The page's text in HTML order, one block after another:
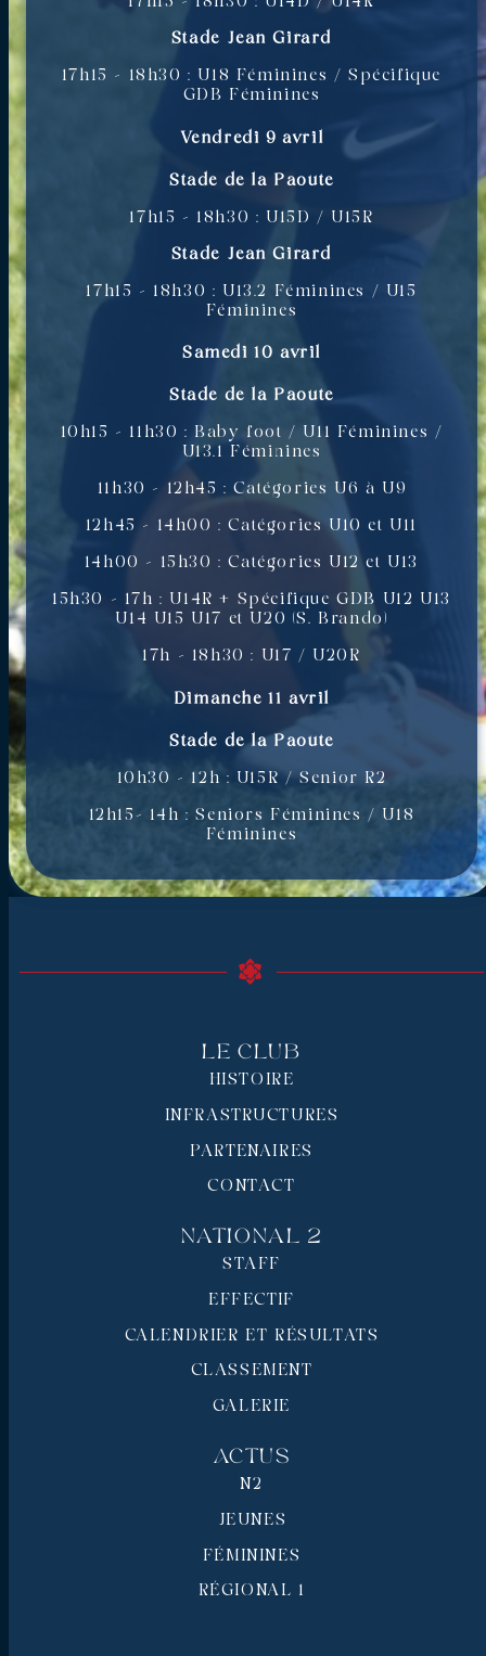
Stade Jean Girard
17h15 – 18h30 : U18 Féminines / Spécifique
GDB Féminines
Vendredi 9 avril
Stade de la Paoute
17h15 – 18h30 : U15D / U15R
Stade Jean Girard
17h15 – 18h30 : U13.2 Féminines / U15
Féminines
Samedi 10 avril
Stade de la Paoute
10h15 – 11h30 : Baby foot / U11 Féminines /
U13.1 Féminines
11h30 – 12h45 : Catégories U6 à U9
12h45 – 14h00 : Catégories U10 et U11
14h00 – 15h30 : Catégories U12 et U13
15h30 – 17h : U14R + Spécifique GDB U12 U13
U14 U15 U17 et U20 (S. Brando)
17h – 18h30 : U17 / U20R
Dimanche 11 avril
Stade de la Paoute
10h30 – 12h : U15R / Senior R2
12h15– 14h : Seniors Féminines / U18
Féminines
Le Club
HISTOIRE
INFRASTRUCTURES
PARTENAIRES
CONTACT
National 2
STAFF
EFFECTIF
CALENDRIER ET RÉSULTATS
CLASSEMENT
GALERIE
Actus
N2
JEUNES
FÉMININES
RÉGIONAL 1